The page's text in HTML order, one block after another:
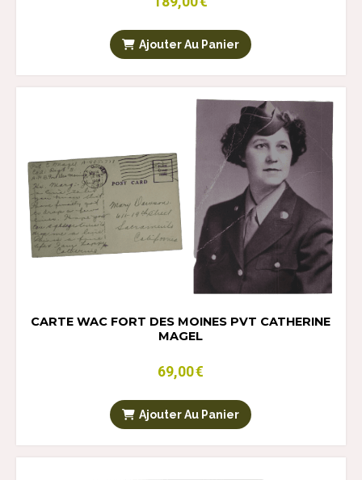
Ajouter Au Panier
CARTE WAC FORT DES MOINES PVT CATHERINE
MAGEL
69,00€
Ajouter Au Panier